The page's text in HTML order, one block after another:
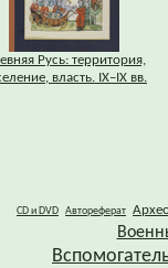
Русь: территория,
власть. IХ–IХ вв.
CD и DVD Автореферат